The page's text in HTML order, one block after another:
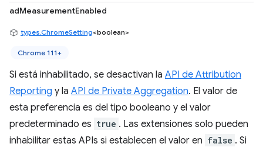
adMeasurementEnabled
types.ChromeSetting<boolean>
Chrome 111+
Si está inhabilitado, se desactivan la API de Attribution
Reporting y la API de Private Aggregation. El valor de
esta preferencia es del tipo booleano y el valor
predeterminado es true . Las extensiones solo pueden
inhabilitar estas APIs si establecen el valor en false . Si